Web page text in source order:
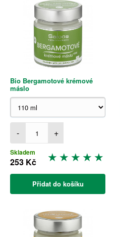
Bio Bergamotové krémové
máslo
- +
Skladem
253 Kč
Přidat do košíku